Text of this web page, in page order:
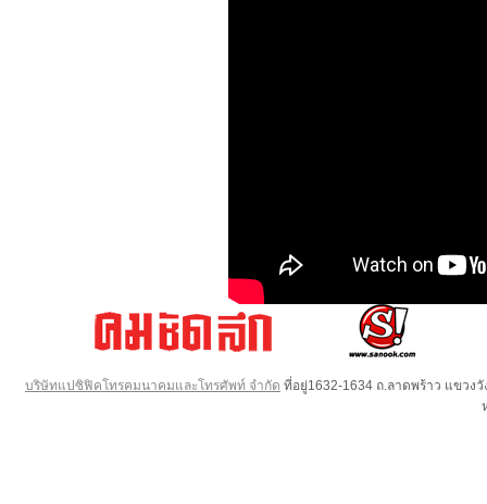
บริษัทแปซิฟิคโทรคมนาคมและโทรศัพท์ จำกัด ที่อยู่1632-1634 ถ.ลาดพร้าว แขวง